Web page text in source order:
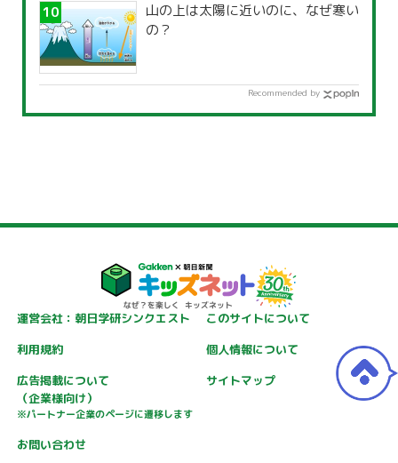
山の上は太陽に近いのに、なぜ寒い
の？
Recommended by
運営会社：朝日学研シンクエスト
このサイトについて
利用規約
個人情報について
広告掲載について
（企業様向け）
※パートナー企業のページに遷移します
サイトマップ
お問い合わせ